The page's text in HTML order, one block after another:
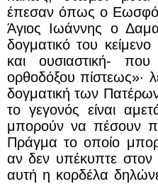
έπεσαν όπως ο
Άγιος Ιωάννης ο
δογματικό του
και ουσιαστική- που
ορθοδόξου πίστεως»·
δογματική των
το γεγονός είναι
μπορούν να πέσουν
Πράγμα το οποίο
αν δεν υπέκυπτε στον
αυτή η κορδέλα